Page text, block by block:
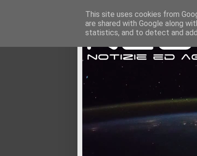
This site uses cookies from
are shared with Google along
statistics, and to detect and